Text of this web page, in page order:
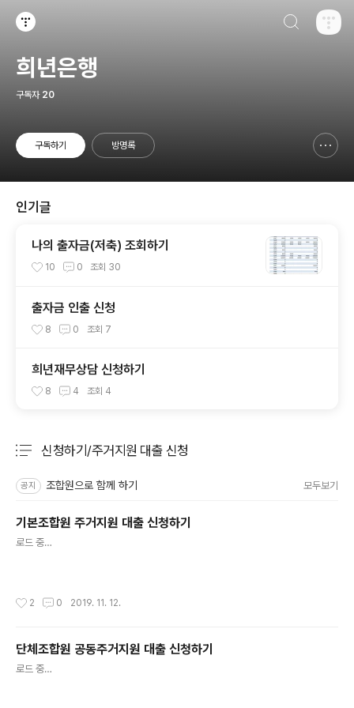
희년은행
구독자 20
구독하기 방명록
인기글
나의 출자금(저축) 조회하기
10 0 조회 30
출자금 인출 신청
8 0 조회 7
희년재무상담 신청하기
8 4 조회 4
신청하기/주거지원 대출 신청
공지 조합원으로 함께 하기 모두보기
기본조합원 주거지원 대출 신청하기
로드 중…
2 0 2019. 11. 12.
단체조합원 공동주거지원 대출 신청하기
로드 중…